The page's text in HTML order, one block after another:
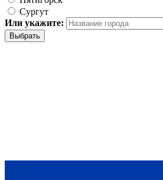
Сургут
Или укажите: